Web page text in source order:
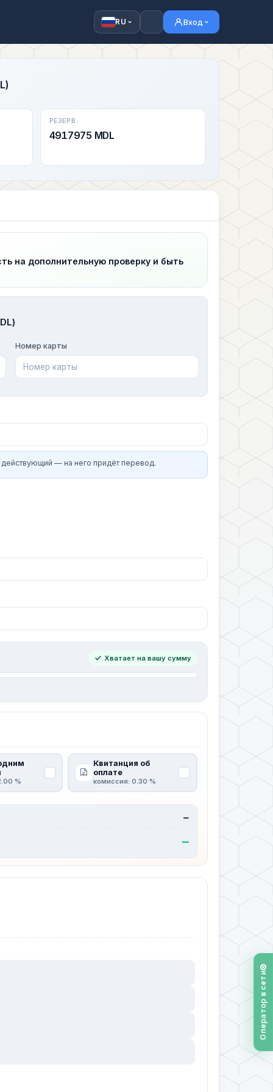
RU Вход
РЕЗЕРВ
4917975 MDL
на дополнительную проверку и быть
Номер карты
действующий — на него придёт перевод.
Хватает на вашу сумму
%
Квитанция об
оплате
комиссия: 0.30 %
—
—
Оператор в сети